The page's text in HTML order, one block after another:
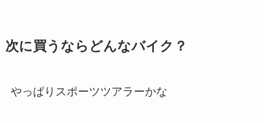
次に買うならどんなバイク？
やっぱりスポーツツアラーかな